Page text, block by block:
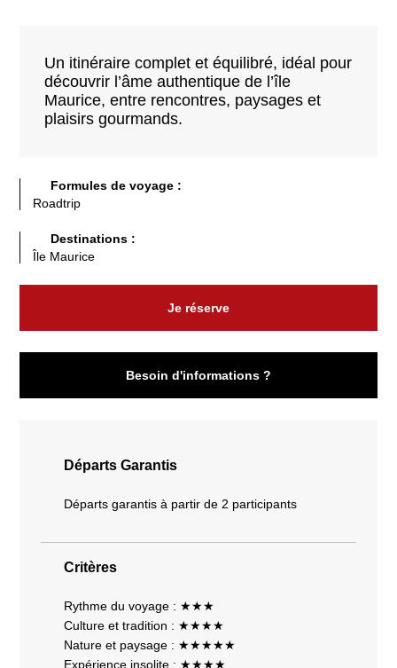
Un itinéraire complet et équilibré, idéal pour
découvrir l’âme authentique de l’île
Maurice, entre rencontres, paysages et
plaisirs gourmands.
Formules de voyage :
Roadtrip
Destinations :
Île Maurice
Je réserve
Besoin d'informations ?
Départs Garantis
Départs garantis à partir de 2 participants
Critères
Rythme du voyage : ★★★
Culture et tradition : ★★★★
Nature et paysage : ★★★★★
Expérience insolite : ★★★★